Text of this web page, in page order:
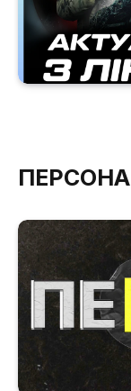
ПЕРСОНА